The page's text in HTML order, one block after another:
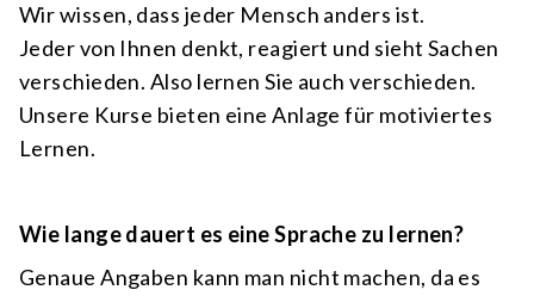
Wir wissen, dass jeder Mensch anders ist.
Jeder von Ihnen denkt, reagiert und sieht Sachen
verschieden. Also lernen Sie auch verschieden.
Unsere Kurse bieten eine Anlage für motiviertes
Lernen.
Wie lange dauert es eine Sprache zu lernen?
Genaue Angaben kann man nicht machen, da es